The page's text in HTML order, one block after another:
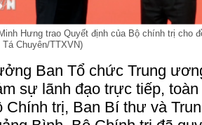
Hưng trao Quyết định của Bộ chính trị cho
Chuyên/TTXVN)
Ban Tổ chức Trung
sự lãnh đạo trực tiếp,
Chính trị, Ban Bí thư và